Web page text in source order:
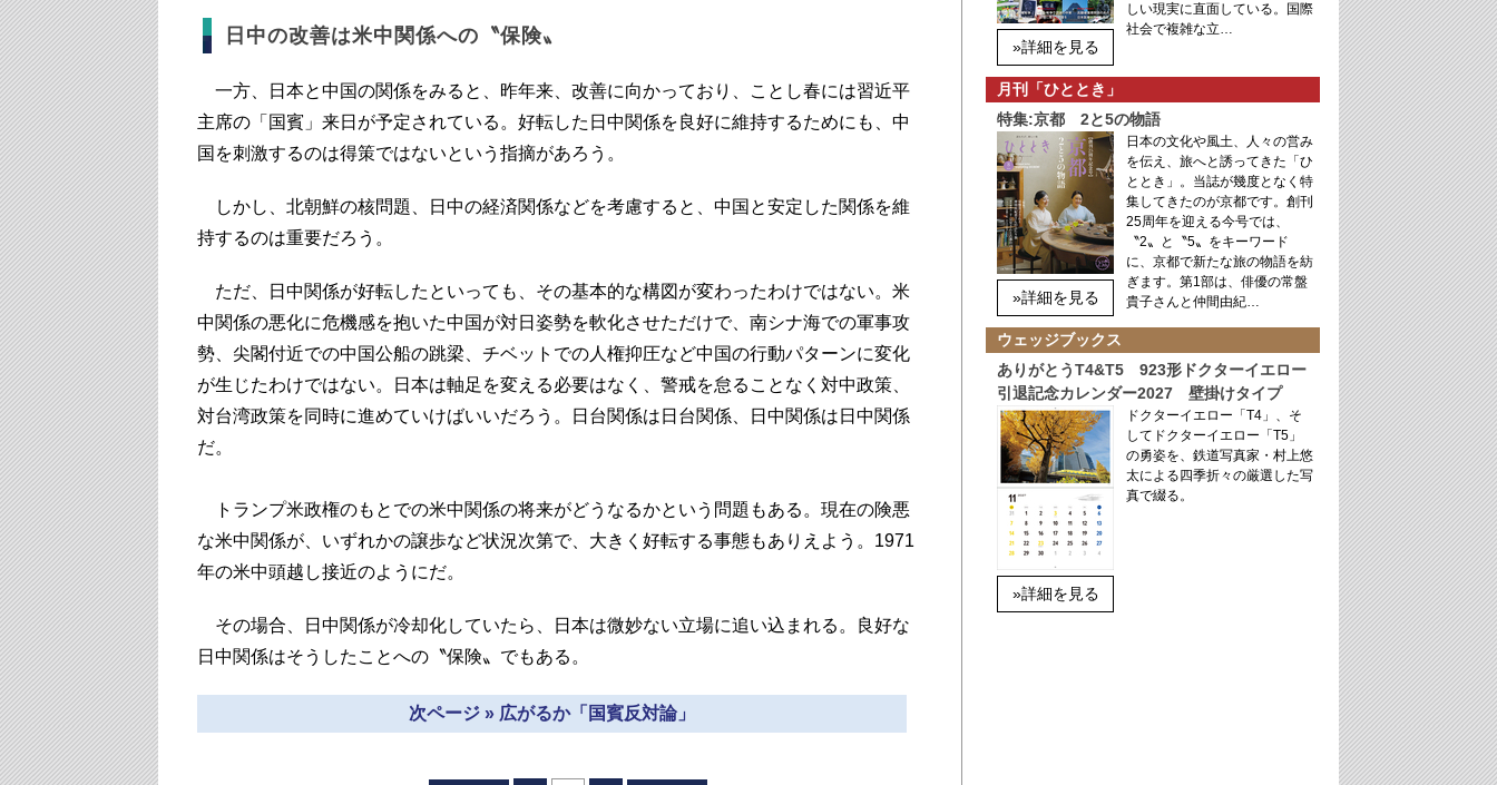
日中の改善は米中関係への〝保険〟
一方、日本と中国の関係をみると、昨年来、改善に向かっており、ことし春には習近平
主席の「国賓」来日が予定されている。好転した日中関係を良好に維持するためにも、中
国を刺激するのは得策ではないという指摘があろう。
しかし、北朝鮮の核問題、日中の経済関係などを考慮すると、中国と安定した関係を維
持するのは重要だろう。
ただ、日中関係が好転したといっても、その基本的な構図が変わったわけではない。米
中関係の悪化に危機感を抱いた中国が対日姿勢を軟化させただけで、南シナ海での軍事攻
勢、尖閣付近での中国公船の跳梁、チベットでの人権抑圧など中国の行動パターンに変化
が生じたわけではない。日本は軸足を変える必要はなく、警戒を怠ることなく対中政策、
対台湾政策を同時に進めていけばいいだろう。日台関係は日台関係、日中関係は日中関係
だ。
トランプ米政権のもとでの米中関係の将来がどうなるかという問題もある。現在の険悪
な米中関係が、いずれかの譲歩など状況次第で、大きく好転する事態もありえよう。1971
年の米中頭越し接近のようにだ。
その場合、日中関係が冷却化していたら、日本は微妙ない立場に追い込まれる。良好な
日中関係はそうしたことへの〝保険〟でもある。
次ページ » 広がるか「国賓反対論」
»詳細を見る
しい現実に直面している。国際
社会で複雑な立…
月刊「ひととき」
特集:京都 2と5の物語
»詳細を見る
日本の文化や風土、人々の営み
を伝え、旅へと誘ってきた「ひ
ととき」。当誌が幾度となく特
集してきたのが京都です。創刊
25周年を迎える今号では、
〝2〟と〝5〟をキーワード
に、京都で新たな旅の物語を紡
ぎます。第1部は、俳優の常盤
貴子さんと仲間由紀…
ウェッジブックス
ありがとうT4&T5 923形ドクターイエロー
引退記念カレンダー2027 壁掛けタイプ
»詳細を見る
ドクターイエロー「T4」、そ
してドクターイエロー「T5」
の勇姿を、鉄道写真家・村上悠
太による四季折々の厳選した写
真で綴る。